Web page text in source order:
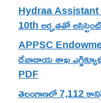
Hydraa
10th అర్హతతో
APPSC
దేవాదాయ శాఖ
PDF
తెలంగాణలో 7,112